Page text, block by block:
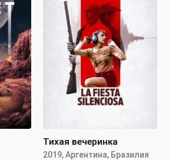
Тихая вечеринка
2019, Аргентина, Бразилия